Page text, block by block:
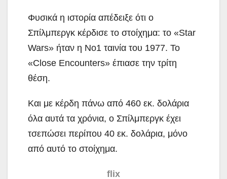
Φυσικά η ιστορία απέδειξε ότι ο
Σπίλμπεργκ κέρδισε το στοίχημα: το «Star
Wars» ήταν η Νο1 ταινία του 1977. Το
«Close Encounters» έπιασε την τρίτη
θέση.
Και με κέρδη πάνω από 460 εκ. δολάρια
όλα αυτά τα χρόνια, ο Σπίλμπεργκ έχει
τσεπώσει περίπου 40 εκ. δολάρια, μόνο
από αυτό το στοίχημα.
flix